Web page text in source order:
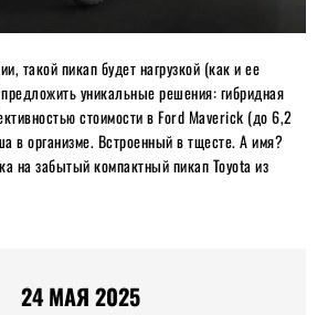
такой пикап будет нагрузкой (как и ее
уникальные решения: гибридная
стоимости в Ford Maverick (до 6,2
в организме. Встроенный в тщесте. А имя?
на забытый компактный пикап Toyota из
24 МАЯ 2025